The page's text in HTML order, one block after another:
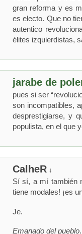
gran reforma y es
es electo. Que no
autentico
élites izquierdistas,
jarabe de
pues si ser
son incompatibles,
desprestigiarse, y
populista, en el que
CalheR ↓
Sí sí, a mí también
tiene modales! ¡es
Je.
Emanado del pueblo.